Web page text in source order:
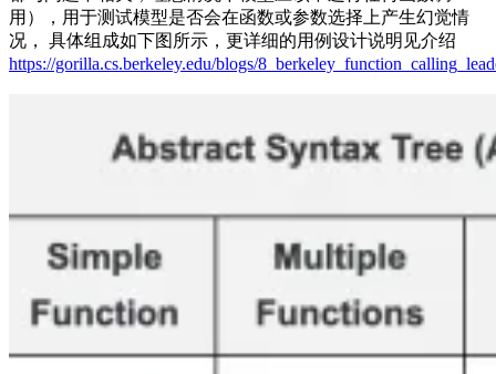
用），用于测试模型是否会在函数或参数选择上产生幻觉情
况， 具体组成如下图所示，更详细的用例设计说明见介绍
https://gorilla.cs.berkeley.edu/blogs/